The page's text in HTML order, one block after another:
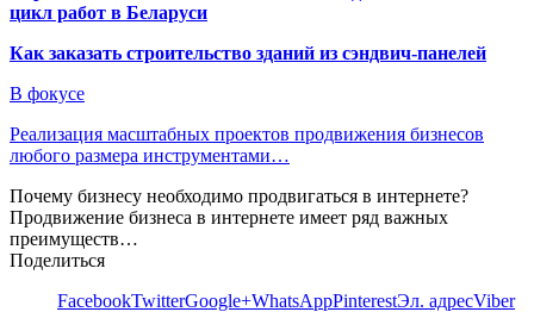
цикл работ в Беларуси
Как заказать строительство зданий из сэндвич-панелей
В фокусе
Реализация масштабных проектов продвижения бизнесов
любого размера инструментами…
Почему бизнесу необходимо продвигаться в интернете?
Продвижение бизнеса в интернете имеет ряд важных
преимуществ…
Поделиться
FacebookTwitterGoogle+WhatsAppPinterestЭл. адресViber